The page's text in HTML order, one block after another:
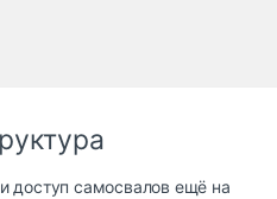
доступ самосвалов ещё на